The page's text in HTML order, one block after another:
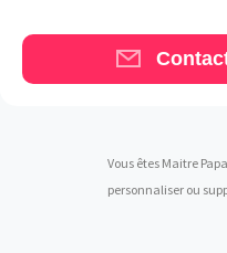
Une start-up
Vous êtes Maitre
personnaliser ou